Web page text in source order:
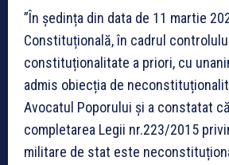
”În ședința din data de 11 martie
Constituțională, în cadrul
constituționalitate a priori, cu
admis obiecția de
Avocatul Poporului și a constatat
completarea Legii nr.223/2015
militare de stat este